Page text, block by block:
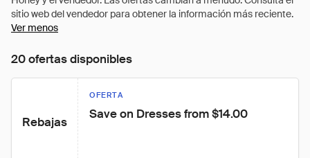
Ver menos
20 ofertas disponibles
Rebajas
OFERTA
Save on Dresses from $14.00